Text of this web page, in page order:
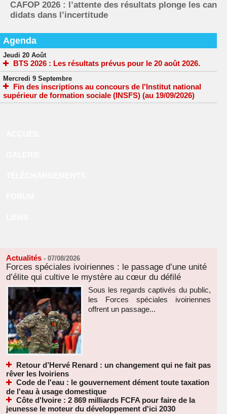
CAFOP 2026 : l’attente des résultats plonge les can
didats dans l’incertitude
Agenda
Jeudi 20 Août
BTS 2026 : Les résultats prévus pour le 20 août 2026.
Mercredi 9 Septembre
Fin des inscriptions au concours de l'Institut national
supérieur de formation sociale (INSFS) (au 19/09/2026)
Actualités - 07/08/2026
Forces spéciales ivoiriennes : le passage d’une unité
d’élite qui cultive le mystère au cœur du défilé
Sous les regards captivés du public,
les Forces spéciales ivoiriennes
offrent un passage...
Retour d’Hervé Renard : un changement qui ne fait pas
rêver les Ivoiriens
Code de l'eau : le gouvernement dément toute taxation
de l'eau à usage domestique
Côte d'Ivoire : 2 869 milliards FCFA pour faire de la
jeunesse le moteur du développement d'ici 2030